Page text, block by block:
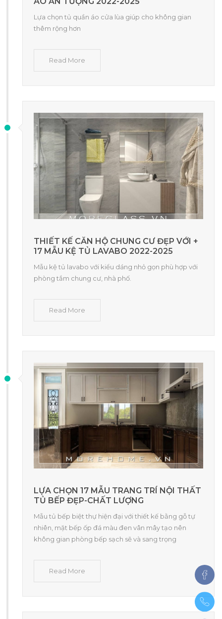
Lựa chọn tủ quần áo cửa lùa giúp cho không gian
thêm rộng hơn
Read More
THIẾT KẾ CĂN HỘ CHUNG CƯ ĐẸP VỚI +
17 MẪU KỆ TỦ LAVABO 2022-2025
Mẫu kệ tủ lavabo với kiểu dáng nhỏ gọn phù hợp với
phòng tắm chung cư, nhà phố.
Read More
LỰA CHỌN 17 MẪU TRANG TRÍ NỘI THẤT
TỦ BẾP ĐẸP-CHẤT LƯỢNG
Mẫu tủ bếp biệt thự hiện đại với thiết kế bằng gỗ tự
nhiên, mặt bếp ốp đá màu đen vân mây tạo nên
không gian phòng bếp sạch sẽ và sang trọng
Read More